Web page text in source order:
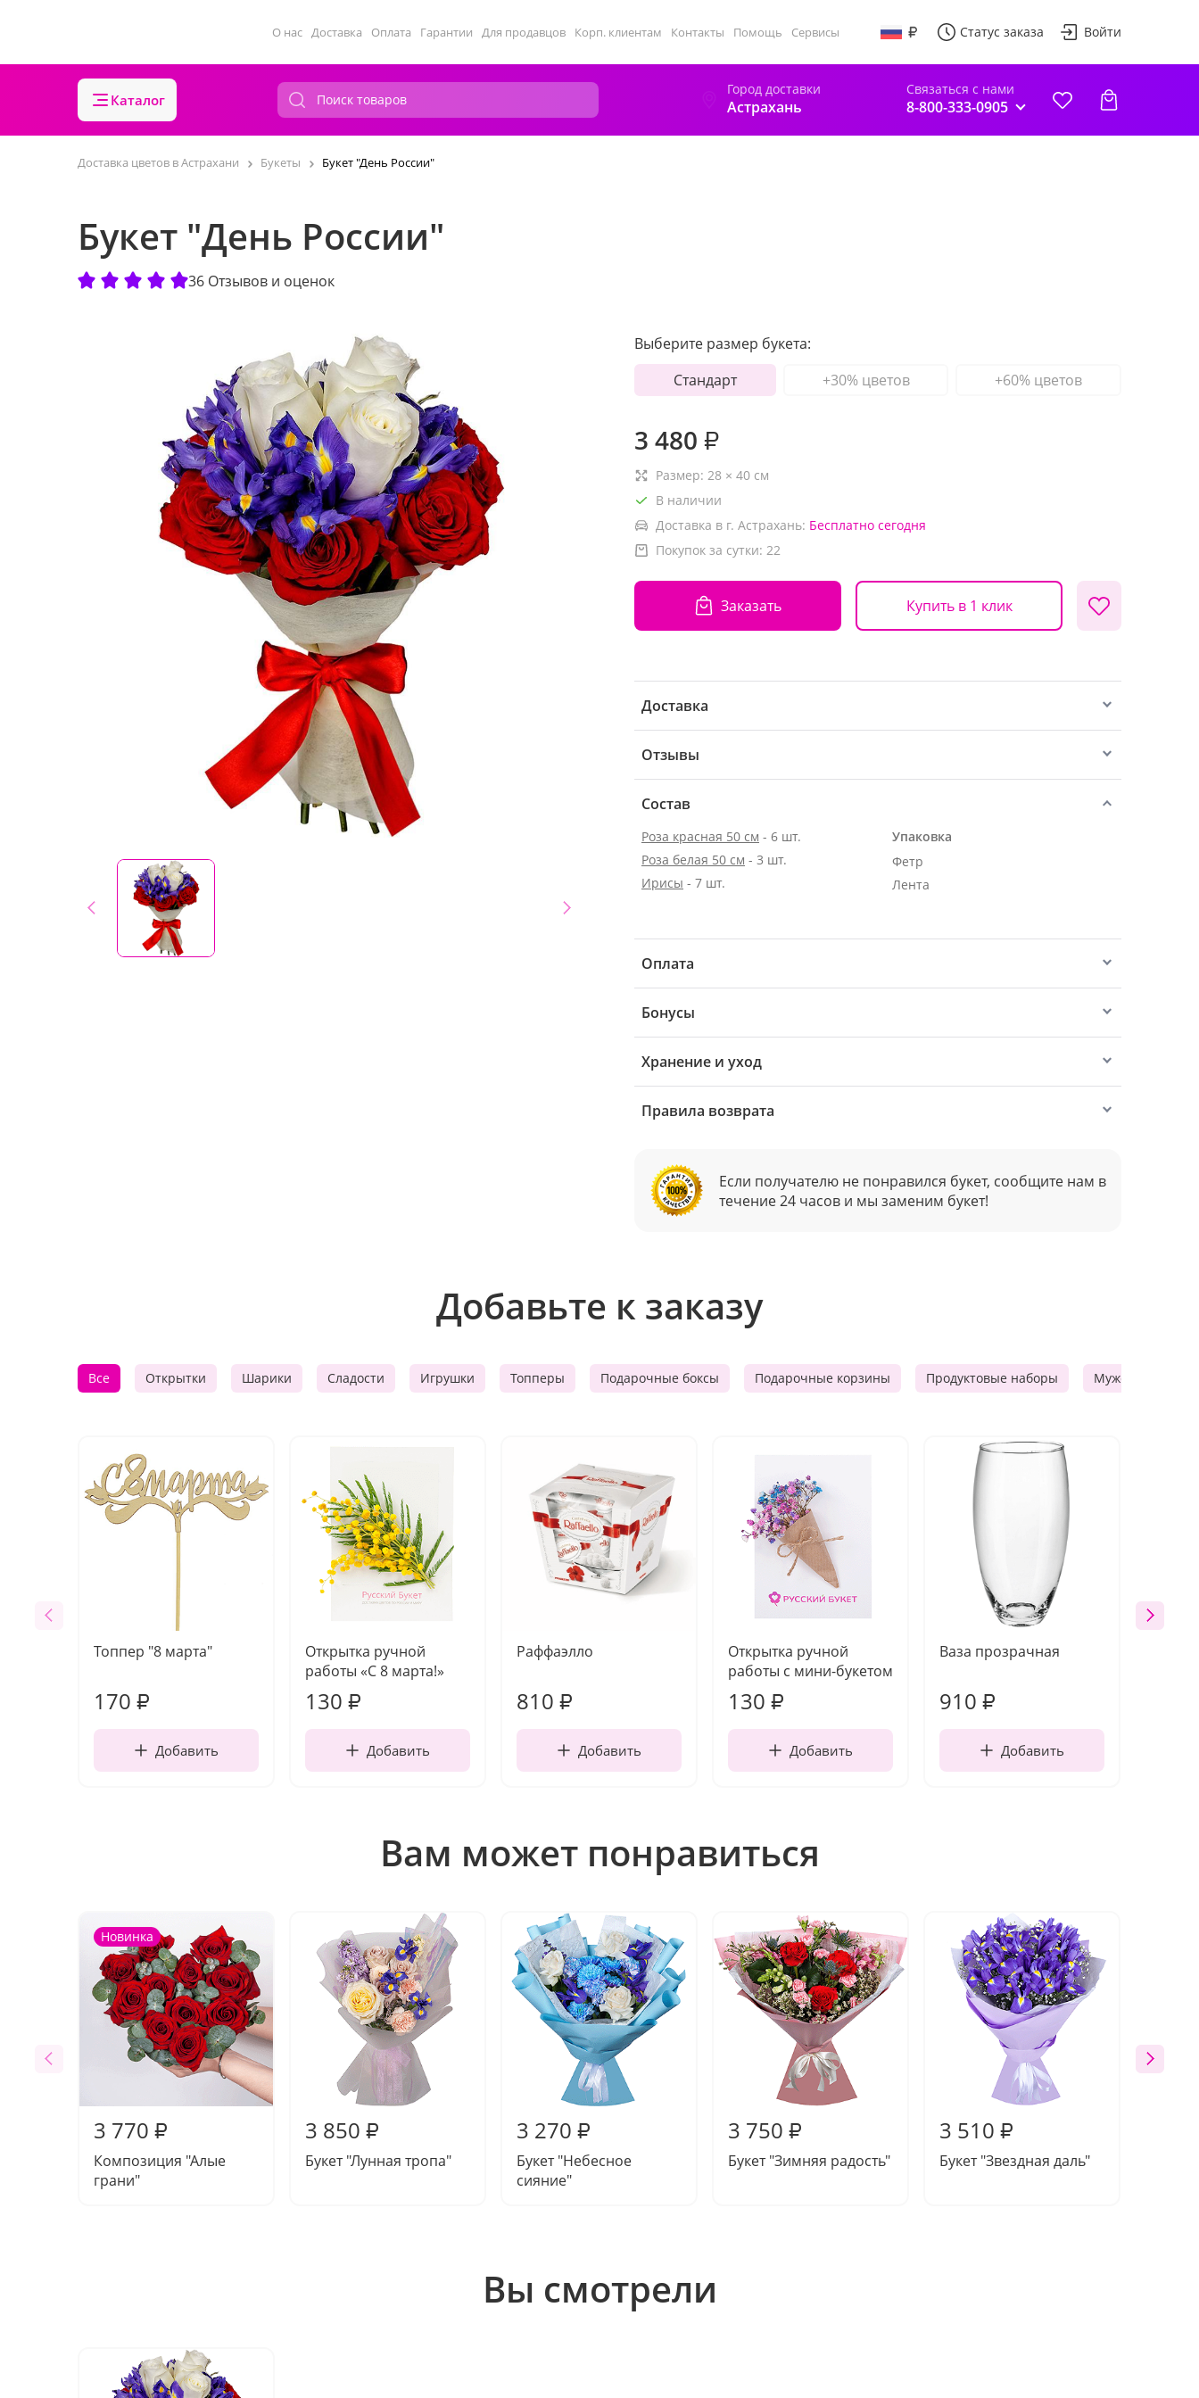
О нас Доставка Оплата Гарантии Для продавцов Корп. клиентам Контакты Помощь Сервисы Статус заказа Войти
Каталог
Город доставки
Астрахань
Связаться с нами
8-800-333-0905
Доставка цветов в Астрахани Букеты Букет "День России"
Букет "День России"
36 Отзывов и оценок
Выберите размер букета:
Стандарт
+30% цветов +60% цветов
3 480 ₽
Размер: 28 × 40 см
В наличии
Доставка в г. Астрахань: Бесплатно сегодня
Покупок за сутки: 22
Заказать Купить в 1 клик
Доставка
Отзывы
Состав
Роза красная 50 см - 6 шт.
Роза белая 50 см - 3 шт.
Ирисы - 7 шт.
Упаковка
Фетр
Лента
Оплата
Бонусы
Хранение и уход
Правила возврата
Если получателю не понравился букет, сообщите нам в
течение 24 часов и мы заменим букет!
Добавьте к заказу
Все Открытки Шарики Сладости Игрушки Топперы Подарочные боксы Подарочные корзины Продуктовые наборы Мужские
Топпер "8 марта"
170 ₽
Добавить
Открытка ручной
работы «С 8 марта!»
130 ₽
Добавить
Раффаэлло
810 ₽
Добавить
Открытка ручной
работы с мини-букетом
130 ₽
Добавить
Ваза прозрачная
910 ₽
Добавить
Вам может понравиться
Новинка
3 770 ₽
Композиция "Алые
грани"
3 850 ₽
Букет "Лунная тропа"
3 270 ₽
Букет "Небесное
сияние"
3 750 ₽
Букет "Зимняя радость"
3 510 ₽
Букет "Звездная даль"
Вы смотрели